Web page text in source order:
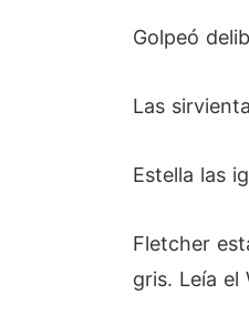
Golpeó
Las
Estella las
Fletcher
gris. Leía